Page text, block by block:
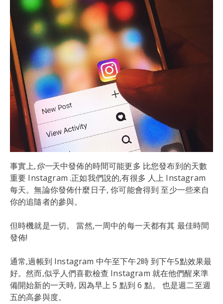
事實上,你一天中發佈的時間可能更多 比您發布到的天數
重要 Instagram .正如我們說的,有很多 人上 Instagram
每天。無論你發佈什麼日子, 你可能會得到 至少一些來自
你的追隨者的參與。
但時機就是一切。 當然,一周中的每一天都有其 最佳時間
發佈!
通常,過帳到 Instagram 中午至下午2時 到下午5點效果最
好。然而,似乎人們喜歡檢查 Instagram 就在他們醒來準
備開始新的一天時, 因為早上 5 點到 6 點。 也是週二至週
五的高參與度。